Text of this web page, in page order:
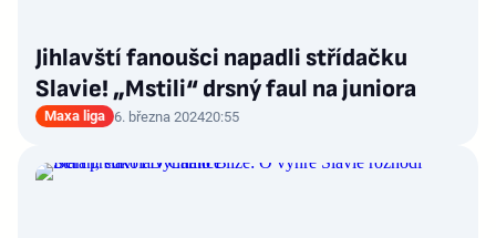
Jihlavští fanoušci napadli střídačku
Slavie! „Mstili“ drsný faul na juniora
Maxa liga 6. března 202420:55